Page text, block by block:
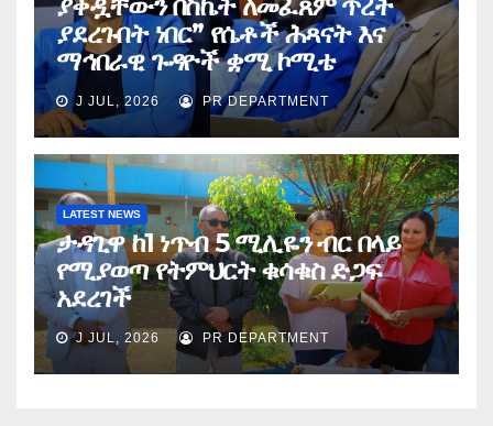
ያደረጉበት ነበር” የሴቶች ሕጻናት እና
ማኅበራዊ ጉዳዮች ቋሚ ኮሚቴ
J JUL, 2026 PR DEPARTMENT
LATEST NEWS
ታዳጊዋ ከ1 ነጥብ 5 ሚሊዬን ብር በላይ
የሚያወጣ የትምህርት ቁሳቁስ ድጋፍ
አደረገች
J JUL, 2026 PR DEPARTMENT